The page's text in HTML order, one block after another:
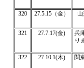
320 27.5.15（金）
321 27.7.17(金)
兵
り
322 27.10.1(木) 関